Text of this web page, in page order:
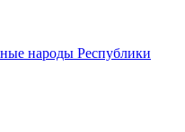
народы Республики